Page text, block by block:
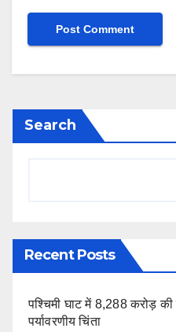
Search
Recent Posts
पश्चिमी घाट में 8,288 करोड़ की
पर्यावरणीय चिंता